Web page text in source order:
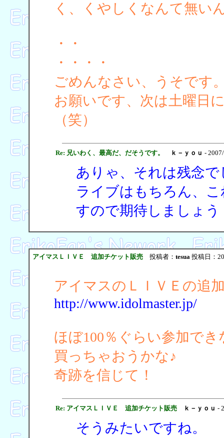
く、くやしくなんて無い
・・
・・・・
ごめんなさい、うそです
お願いです、次は土曜日
（笑）
Re: 兄いわく、最高だ、だそうです。 ｋ－ｙｏｕ -
ありゃ、それは残念
ライブはもちろん、
すので期待しましょう
アイマスＬＩＶＥ 追加チケット販売投稿者： tesua投稿日：
アイマスのＬＩＶＥの追
http://www.idolmaster.jp/
ほぼ100％ぐらい参加で
買っちゃおうかな♪
奇跡を信じて！
Re: アイマスＬＩＶＥ 追加チケット販売 ｋ－ｙｏｕ -
そうみたいですね。